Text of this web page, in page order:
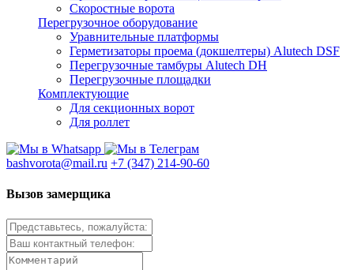
Скоростные ворота
Перегрузочное оборудование
Уравнительные платформы
Герметизаторы проема (докшелтеры) Alutech DSF
Перегрузочные тамбуры Alutech DH
Перегрузочные площадки
Комплектующие
Для секционных ворот
Для роллет
bashvorota@mail.ru +7 (347) 214-90-60
Вызов замерщика